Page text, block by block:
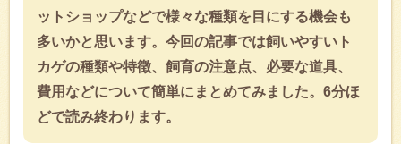
ットショップなどで様々な種類を目にする機会も
多いかと思います。今回の記事では飼いやすいト
カゲの種類や特徴、飼育の注意点、必要な道具、
費用などについて簡単にまとめてみました。6分ほ
どで読み終わります。